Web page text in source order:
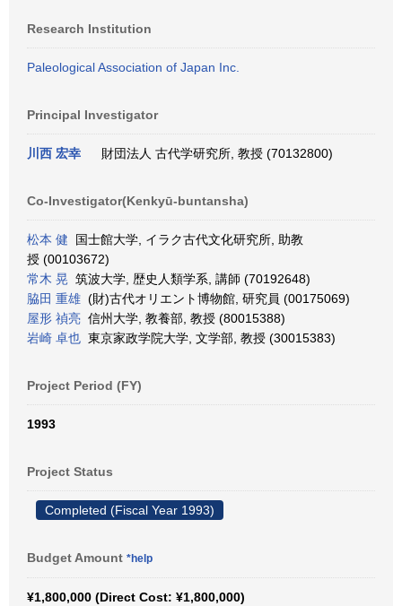
Research Institution
Paleological Association of Japan Inc.
Principal Investigator
川西 宏幸 財団法人 古代学研究所, 教授 (70132800)
Co-Investigator(Kenkyū-buntansha)
松本 健 国士館大学, イラク古代文化研究所, 助教
授 (00103672)
常木 晃 筑波大学, 歴史人類学系, 講師 (70192648)
脇田 重雄 (財)古代オリエント博物館, 研究員 (00175069)
屋形 禎亮 信州大学, 教養部, 教授 (80015388)
岩崎 卓也 東京家政学院大学, 文学部, 教授 (30015383)
Project Period (FY)
1993
Project Status
Completed (Fiscal Year 1993)
Budget Amount *help
¥1,800,000 (Direct Cost: ¥1,800,000)